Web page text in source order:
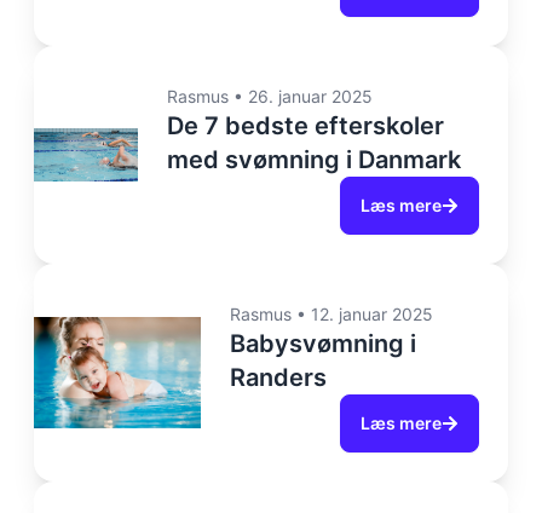
Rasmus • 26. januar 2025
De 7 bedste efterskoler
med svømning i Danmark
Læs mere
Rasmus• 12. januar 2025
Babysvømning i
Randers
Læs mere